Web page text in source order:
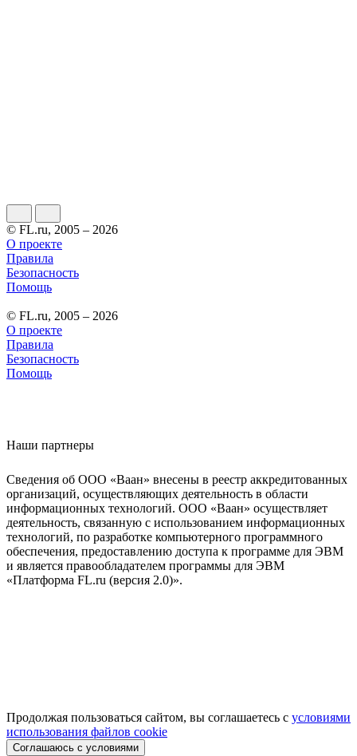
© FL.ru, 2005 – 2026
О проекте
Правила
Безопасность
Помощь
© FL.ru, 2005 – 2026
О проекте
Правила
Безопасность
Помощь
Наши партнеры
Сведения об ООО «Ваан» внесены в реестр аккредитованных
организаций, осуществляющих деятельность в области
информационных технологий. ООО «Ваан» осуществляет
деятельность, связанную с использованием информационных
технологий, по разработке компьютерного программного
обеспечения, предоставлению доступа к программе для ЭВМ
и является правообладателем программы для ЭВМ
«Платформа FL.ru (версия 2.0)».
Продолжая пользоваться сайтом, вы соглашаетесь с условиями
использования файлов cookie
Соглашаюсь с условиями